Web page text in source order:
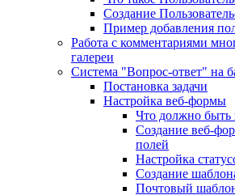
Создание
Пример добавления
Работа с комментариями
галереи
Система "Вопрос-ответ" на
Постановка задачи
Настройка веб-формы
Что должно быть
Создание веб-
полей
Настройка
Создание
Почтовый